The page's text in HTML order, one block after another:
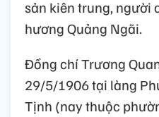
sản kiên trung, người
hương Quảng Ngãi.
Đồng chí Trương
29/5/1906 tại làng
Tịnh (nay thuộc